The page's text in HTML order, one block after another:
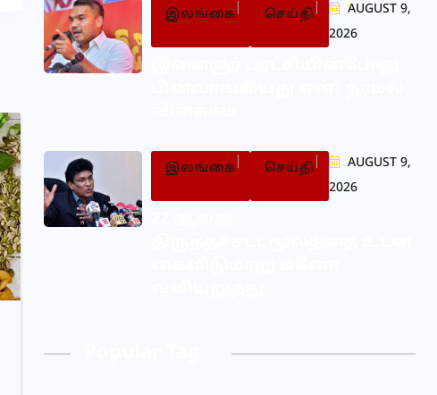
இலங்கை செய்தி
AUGUST 9,
2026
இலங்கை செய்தி
AUGUST 9,
2026